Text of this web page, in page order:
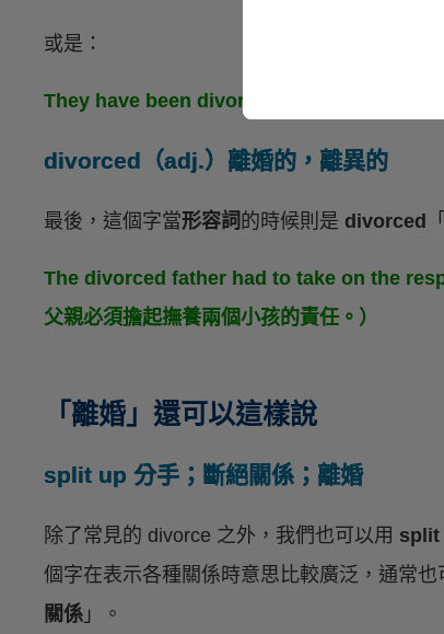
或是：
They have been divorced for nearly 20
divorced（adj.）離婚的，離異的
最後，這個字當形容詞 的時候則是 divorced 「
The divorced father had to take on the
父親必須擔起撫養兩個小孩的責任。）
「離婚」還可以這樣說
split up 分手；斷絕關係；離婚
除了常見的 divorce 之外，我們也可以用 split
個字在表示各種關係時意思比較廣泛，通常也
關係 」。